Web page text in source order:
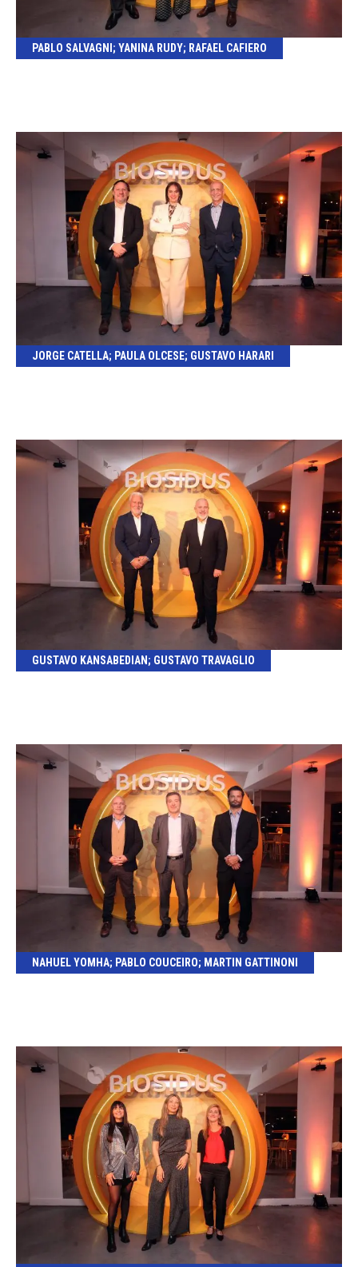
PABLO SALVAGNI; YANINA RUDY; RAFAEL CAFIERO
JORGE CATELLA; PAULA OLCESE; GUSTAVO HARARI
GUSTAVO KANSABEDIAN; GUSTAVO TRAVAGLIO
NAHUEL YOMHA; PABLO COUCEIRO; MARTIN GATTINONI